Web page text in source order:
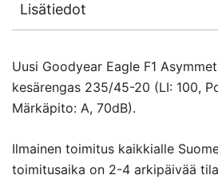
Lisätiedot
Uusi Goodyear Eagle F1
kesärengas 235/45-20 (LI: 100,
Märkäpito: A, 70dB).
Ilmainen toimitus kaikkialle
toimitusaika on 2-4 arkipäivää